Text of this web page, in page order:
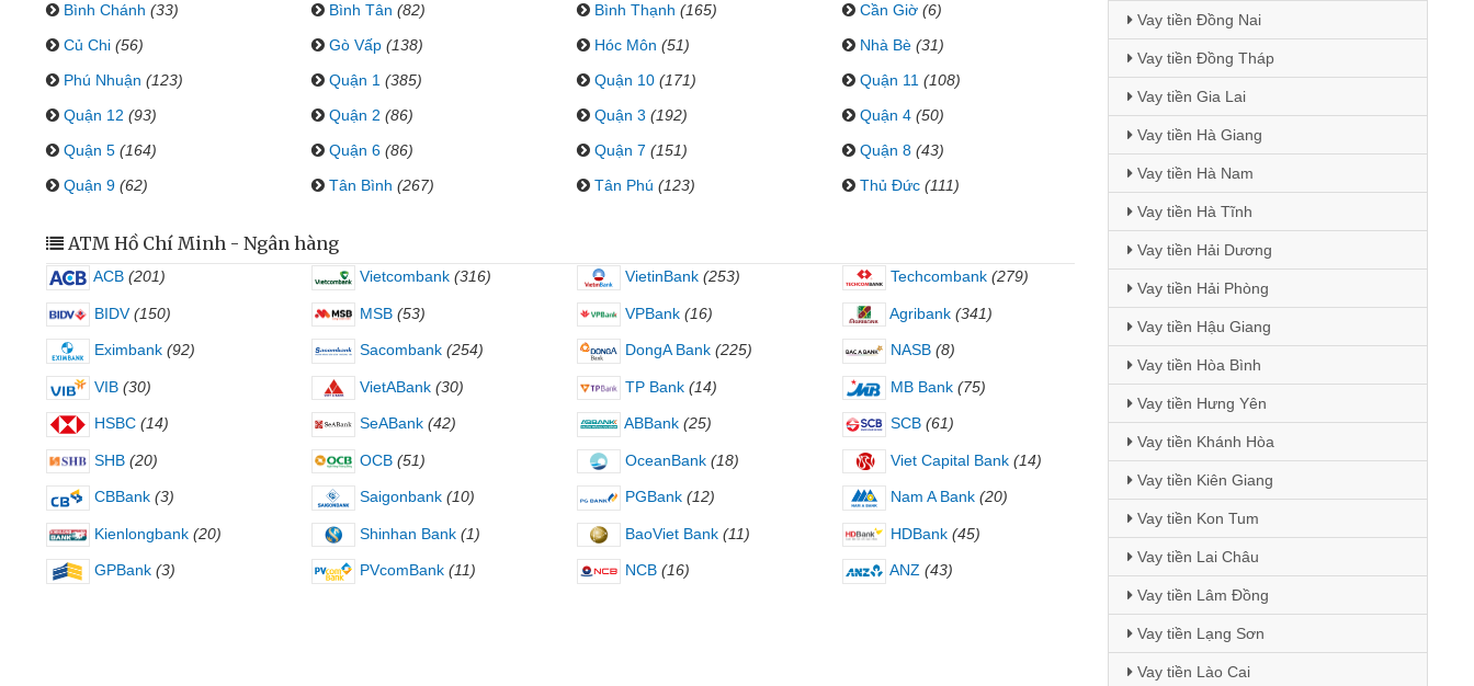
Bình Chánh (33) Bình Tân (82) Bình Thạnh (165) Cần Giờ (6)
Củ Chi (56) Gò Vấp (138) Hóc Môn (51) Nhà Bè (31)
Phú Nhuận (123) Quận 1 (385) Quận 10 (171) Quận 11 (108)
Quận 12 (93) Quận 2 (86) Quận 3 (192) Quận 4 (50)
Quận 5 (164) Quận 6 (86) Quận 7 (151) Quận 8 (43)
Quận 9 (62) Tân Bình (267) Tân Phú (123) Thủ Đức (111)
ATM Hồ Chí Minh - Ngân hàng
ACB (201) Vietcombank (316) VietinBank (253) Techcombank (279)
BIDV (150) MSB (53) VPBank (16) Agribank (341)
Eximbank (92) Sacombank (254) DongA Bank (225) NASB (8)
VIB (30) VietABank (30) TP Bank (14) MB Bank (75)
HSBC (14) SeABank (42) ABBank (25) SCB (61)
SHB (20) OCB (51) OceanBank (18) Viet Capital Bank (14)
CBBank (3) Saigonbank (10) PGBank (12) Nam A Bank (20)
Kienlongbank (20) Shinhan Bank (1) BaoViet Bank (11) HDBank (45)
GPBank (3) PVcomBank (11) NCB (16) ANZ (43)
Vay tiền Đồng Nai
Vay tiền Đồng Tháp
Vay tiền Gia Lai
Vay tiền Hà Giang
Vay tiền Hà Nam
Vay tiền Hà Tĩnh
Vay tiền Hải Dương
Vay tiền Hải Phòng
Vay tiền Hậu Giang
Vay tiền Hòa Bình
Vay tiền Hưng Yên
Vay tiền Khánh Hòa
Vay tiền Kiên Giang
Vay tiền Kon Tum
Vay tiền Lai Châu
Vay tiền Lâm Đồng
Vay tiền Lạng Sơn
Vay tiền Lào Cai